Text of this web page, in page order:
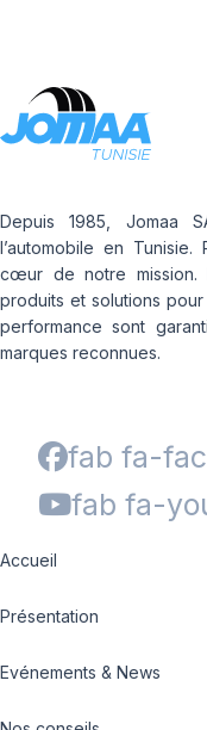
Depuis 1985, Jomaa
l’automobile en
cœur de notre mission.
produits et solutions
performance sont
marques reconnues.
fab fa-
fab fa-
Accueil
Présentation
Evénements & News